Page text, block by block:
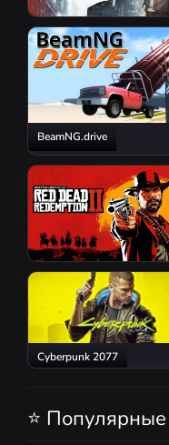
Resident Evil Requiem
BeamNG.drive
Red Dead Redemption 2
Cyberpunk 2077
⭐